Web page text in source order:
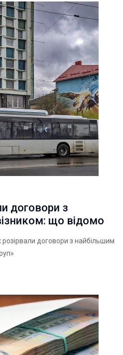
договори з
що відомо
договори з найбільшим